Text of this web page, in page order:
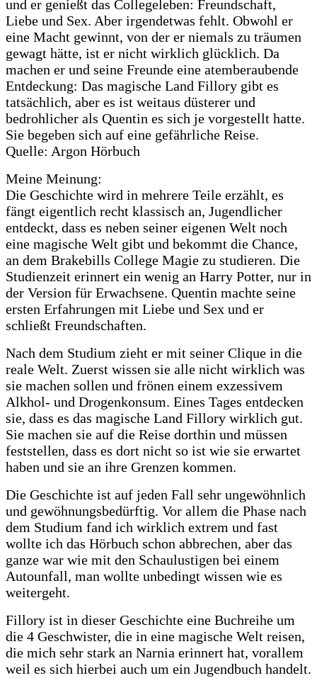
und er genießt das Collegeleben: Freundschaft,
Liebe und Sex. Aber irgendetwas fehlt. Obwohl er
eine Macht gewinnt, von der er niemals zu träumen
gewagt hätte, ist er nicht wirklich glücklich. Da
machen er und seine Freunde eine atemberaubende
Entdeckung: Das magische Land Fillory gibt es
tatsächlich, aber es ist weitaus düsterer und
bedrohlicher als Quentin es sich je vorgestellt hatte.
Sie begeben sich auf eine gefährliche Reise.
Quelle: Argon Hörbuch
Meine Meinung:
Die Geschichte wird in mehrere Teile erzählt, es
fängt eigentlich recht klassisch an, Jugendlicher
entdeckt, dass es neben seiner eigenen Welt noch
eine magische Welt gibt und bekommt die Chance,
an dem Brakebills College Magie zu studieren. Die
Studienzeit erinnert ein wenig an Harry Potter, nur in
der Version für Erwachsene. Quentin machte seine
ersten Erfahrungen mit Liebe und Sex und er
schließt Freundschaften.
Nach dem Studium zieht er mit seiner Clique in die
reale Welt. Zuerst wissen sie alle nicht wirklich was
sie machen sollen und frönen einem exzessivem
Alkhol- und Drogenkonsum. Eines Tages entdecken
sie, dass es das magische Land Fillory wirklich gut.
Sie machen sie auf die Reise dorthin und müssen
feststellen, dass es dort nicht so ist wie sie erwartet
haben und sie an ihre Grenzen kommen.
Die Geschichte ist auf jeden Fall sehr ungewöhnlich
und gewöhnungsbedürftig. Vor allem die Phase nach
dem Studium fand ich wirklich extrem und fast
wollte ich das Hörbuch schon abbrechen, aber das
ganze war wie mit den Schaulustigen bei einem
Autounfall, man wollte unbedingt wissen wie es
weitergeht.
Fillory ist in dieser Geschichte eine Buchreihe um
die 4 Geschwister, die in eine magische Welt reisen,
die mich sehr stark an Narnia erinnert hat, vorallem
weil es sich hierbei auch um ein Jugendbuch handelt.